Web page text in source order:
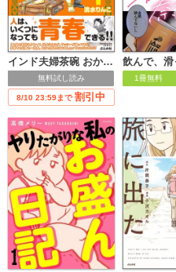
インド夫婦茶碗 おかわり！
無料試し読み
8/10 23:59まで 割引中
1冊無料